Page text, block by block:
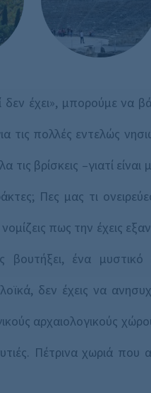
δεν έχει», μπορούμε να
πολλές εντελώς
βρίσκεις –γιατί
Πες μας τι
πως την έχεις
βουτήξει, ένα
δεν έχεις να
αρχαιολογικούς
Πέτρινα χωριά